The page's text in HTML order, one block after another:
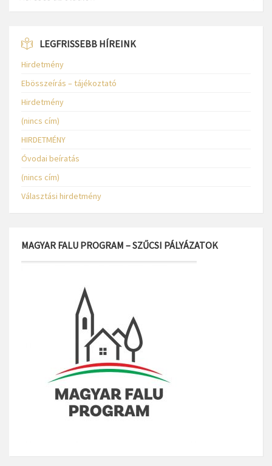
LEGFRISSEBB HÍREINK
Hirdetmény
Ebösszeírás – tájékoztató
Hirdetmény
(nincs cím)
HIRDETMÉNY
Óvodai beíratás
(nincs cím)
Választási hirdetmény
MAGYAR FALU PROGRAM – SZŰCSI PÁLYÁZATOK